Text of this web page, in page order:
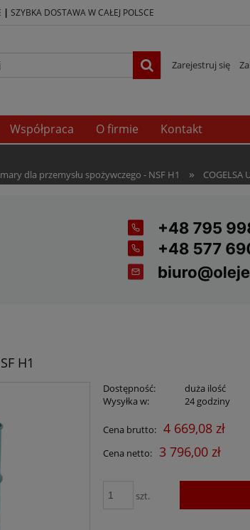
| SZYBKA DOSTAWA W CAŁEJ POLSCE
Zarejestruj się
Współpraca O firmie Kontakt
dla przemysłu spożywczego - NSF H1 » COGELSA
H1
Dostępność:
duża ilość
Wysyłka w:
24 godziny
Cena brutto: 4 669,08 zł
Cena netto: 3 796,00 zł
szt.